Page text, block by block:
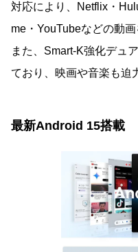
対応により、Netflix・
me・YouTubeなどの動
また、Smart-K強化デュ
ており、映画や音楽も迫
最新Android 15搭載